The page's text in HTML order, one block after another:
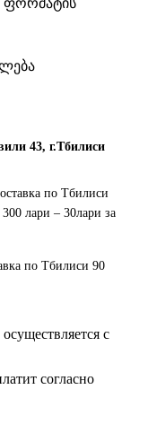
ფორმატის
43, г.Тбилиси
по Тбилиси
лари – 30лари за
по Тбилиси 90
с
согласно